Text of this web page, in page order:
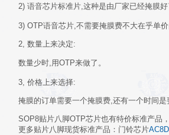
2) 语音芯片标准片,这种是由厂家已经掩膜
3) OTP语音芯片,不需要掩膜费不大在乎单
2, 数量上来决定:
数量少时,用OTP来做了。
3, 价格上来选择:
掩膜的订单需要一个掩膜费,还有一个时间是
SOP8贴片八脚OTP芯片也有特价标准产品
更多贴片八脚现货标准产品：门铃芯片